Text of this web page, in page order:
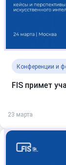
Конференции и
FIS примет
23 марта